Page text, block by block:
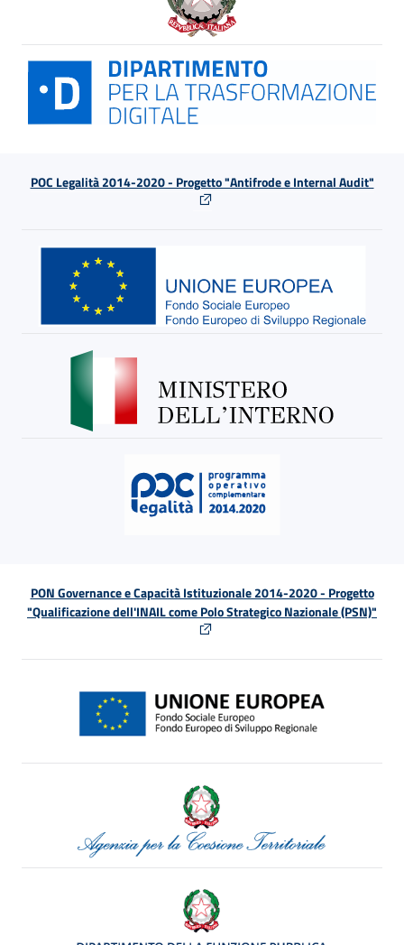
POC Legalità 2014-2020 - Progetto "Antifrode e Internal Audit"
PON Governance e Capacità Istituzionale 2014-2020 - Progetto
"Qualificazione dell'INAIL come Polo Strategico Nazionale (PSN)"